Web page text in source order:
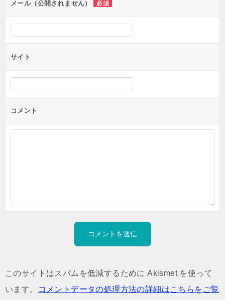
メール（公開されません） 必須
サイト
コメント
このサイトはスパムを低減するために Akismet を使って
います。
コメントデータの処理方法の詳細はこちらをご覧